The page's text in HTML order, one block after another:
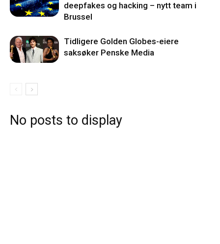
deepfakes og hacking – nytt team i
Brussel
Tidligere Golden Globes-eiere
saksøker Penske Media
No posts to display